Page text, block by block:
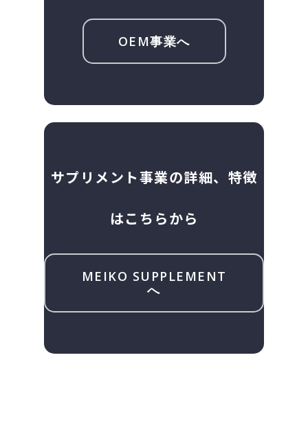
OEM事業へ
サプリメント事業の詳細、特徴
はこちらから
MEIKO SUPPLEMENT
へ